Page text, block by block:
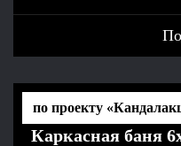
Каркасная баня
по проекту